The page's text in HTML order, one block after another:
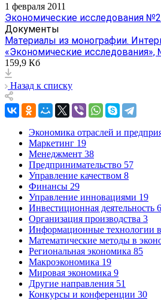
1 февраля 2011
Экономические исследования
Документы
Материалы из монографии.
«Экономические исследования»,
159,9 Кб
Назад к списку
Экономика отраслей и
Маркетинг 19
Менеджмент 38
Предпринимательство 57
Управление качеством 8
Финансы 29
Управление инновациями 19
Инвестиционная деятельность 6
Организация производства 3
Информационные технологии
Математические методы в
Региональная экономика 85
Макроэкономика 19
Мировая экономика 9
Другие направления 51
Конкурсы и конференции 30